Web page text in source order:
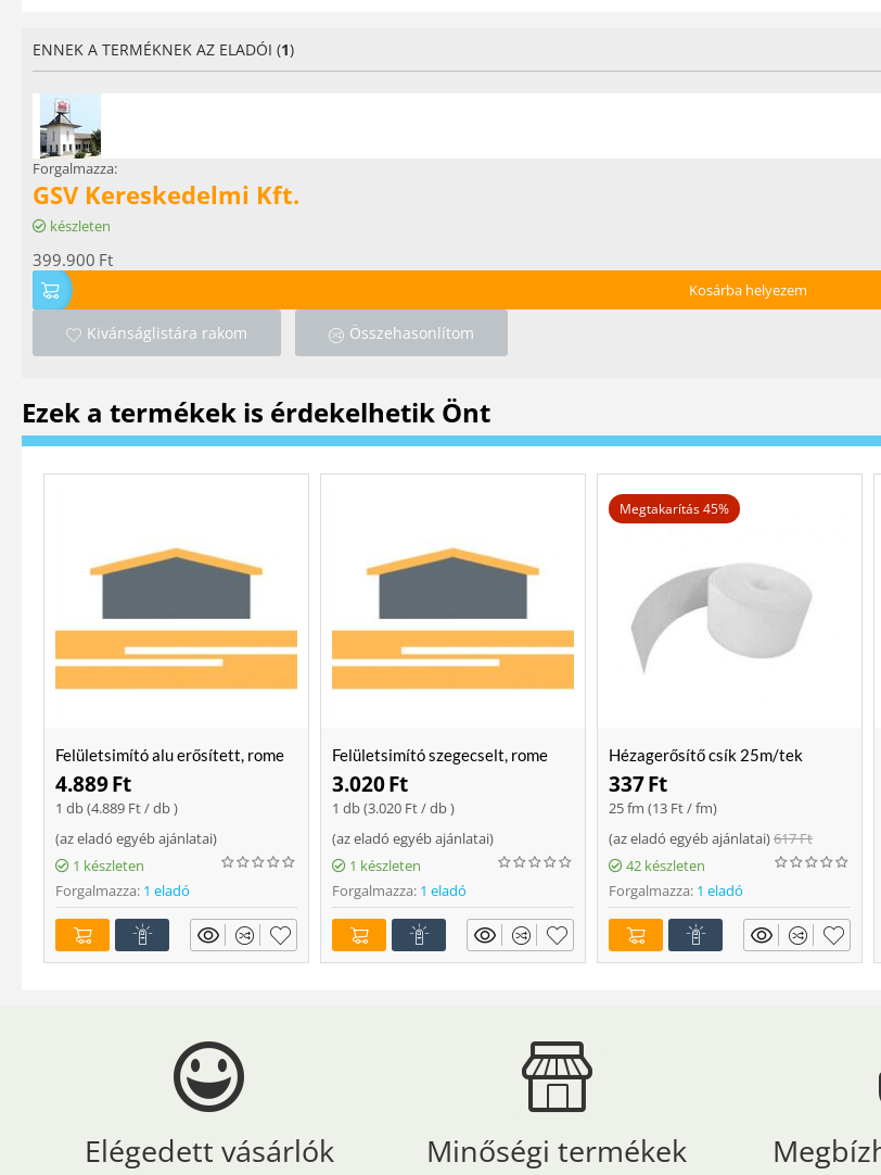
ENNEK A TERMÉKNEK AZ ELADÓI (1)
Forgalmazza:
GSV Kereskedelmi Kft.
készleten
399.900 Ft
Kosárba helyezem
Kivánságlistára rakom Összehasonlítom
Ezek a termékek is érdekelhetik Önt
Felületsimító alu erősített, rome
400 mm Soft
4.889Ft
1 db (4.889 Ft/ db )
(az eladó egyéb ajánlatai)
1 készleten
Forgalmazza: 1 eladó
Felületsimító szegecselt, rome
400mm
3.020Ft
1 db (3.020 Ft/ db )
(az eladó egyéb ajánlatai)
1 készleten
Forgalmazza: 1 eladó
Megtakarítás 45%
Hézagerősítő csík 25m/tek
337Ft
25 fm (13 Ft/ fm)
(az eladó egyéb ajánlatai)617Ft
42 készleten
Forgalmazza: 1 eladó
Elégedett vásárlók Minőségi termékek